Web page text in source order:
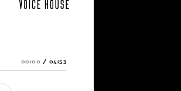
00:00 / 04:53